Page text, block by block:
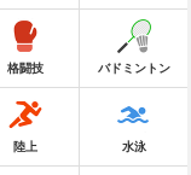
格闘技 バドミントン
陸上 水泳